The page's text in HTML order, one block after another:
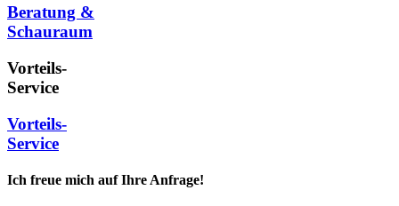
Beratung &
Schauraum
Vorteils-
Service
Vorteils-
Service
Ich freue mich auf Ihre Anfrage!